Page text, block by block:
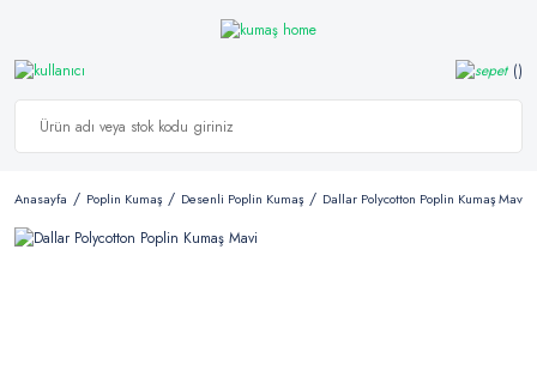
Anasayfa Poplin Kumaş Desenli Poplin Kumaş Dallar Polycotton Poplin Kumaş Mavi